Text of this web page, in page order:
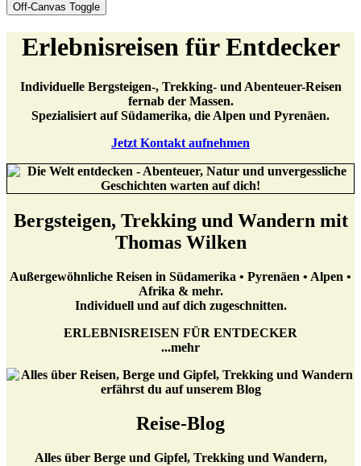
Off-Canvas Toggle
Erlebnisreisen für Entdecker
Individuelle Bergsteigen-, Trekking- und Abenteuer-Reisen
fernab der Massen.
Spezialisiert auf Südamerika, die Alpen und Pyrenäen.
Jetzt Kontakt aufnehmen
Bergsteigen, Trekking und Wandern mit
Thomas Wilken
Außergewöhnliche Reisen in Südamerika • Pyrenäen • Alpen •
Afrika & mehr.
Individuell und auf dich zugeschnitten.
ERLEBNISREISEN FÜR ENTDECKER
...mehr
Reise-Blog
Alles über Berge und Gipfel, Trekking und Wandern,